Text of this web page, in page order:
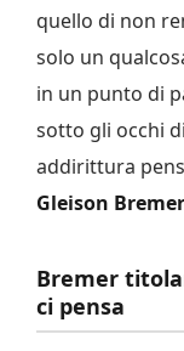
quello di non
solo un
in un punto di
sotto gli occhi
addirittura
Gleison Bremer
Bremer
ci pensa